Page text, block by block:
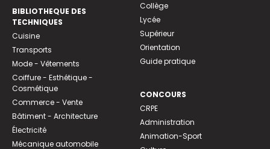
BIBLIOTHEQUE DES
TECHNIQUES
Cuisine
Transports
Mode - Vêtements
Coiffure - Esthétique -
Cosmétique
Commerce - Vente
Bâtiment - Architecture
Électricité
Mécanique automobile
Collège
Lycée
Supérieur
Orientation
Guide pratique
CONCOURS
CRPE
Administration
Animation-Sport